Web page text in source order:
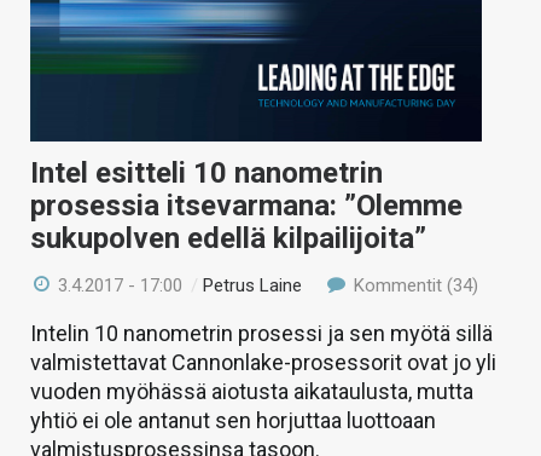
Intel esitteli 10 nanometrin
prosessia itsevarmana: ”Olemme
sukupolven edellä kilpailijoita”
3.4.2017 - 17:00 /Petrus Laine Kommentit (34)
Intelin 10 nanometrin prosessi ja sen myötä sillä
valmistettavat Cannonlake-prosessorit ovat jo yli
vuoden myöhässä aiotusta aikataulusta, mutta
yhtiö ei ole antanut sen horjuttaa luottoaan
valmistusprosessinsa tasoon.